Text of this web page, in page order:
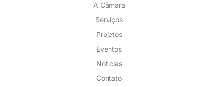
A Câmara
Serviços
Projetos
Eventos
Notícias
Contato